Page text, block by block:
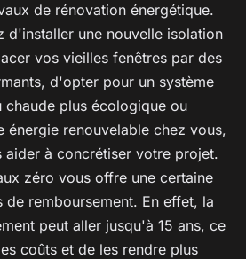
de rénovation énergétique.
d'installer une nouvelle isolation
vos vieilles fenêtres par des
d'opter pour un système
plus écologique ou
énergie renouvelable chez vous,
aider à concrétiser votre projet.
zéro vous offre une certaine
de remboursement. En effet, la
peut aller jusqu'à 15 ans, ce
coûts et de les rendre plus